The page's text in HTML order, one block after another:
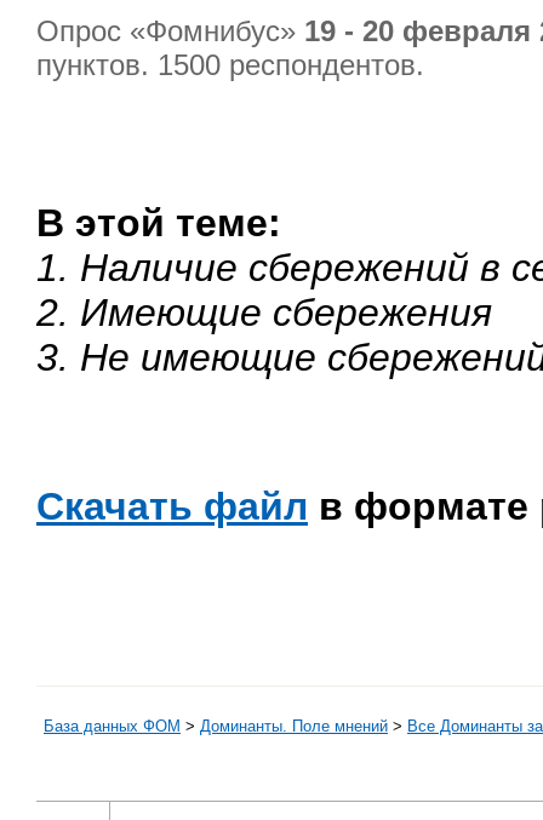
Опрос «Фомнибус» 19 - 20 февраля
пунктов. 1500 респондентов.
В этой теме:
1. Наличие сбережений в
2. Имеющие сбережения
3. Не имеющие
Скачать файл в формате
База данных ФОМ > Доминанты. Поле мнений > Все Доминанты